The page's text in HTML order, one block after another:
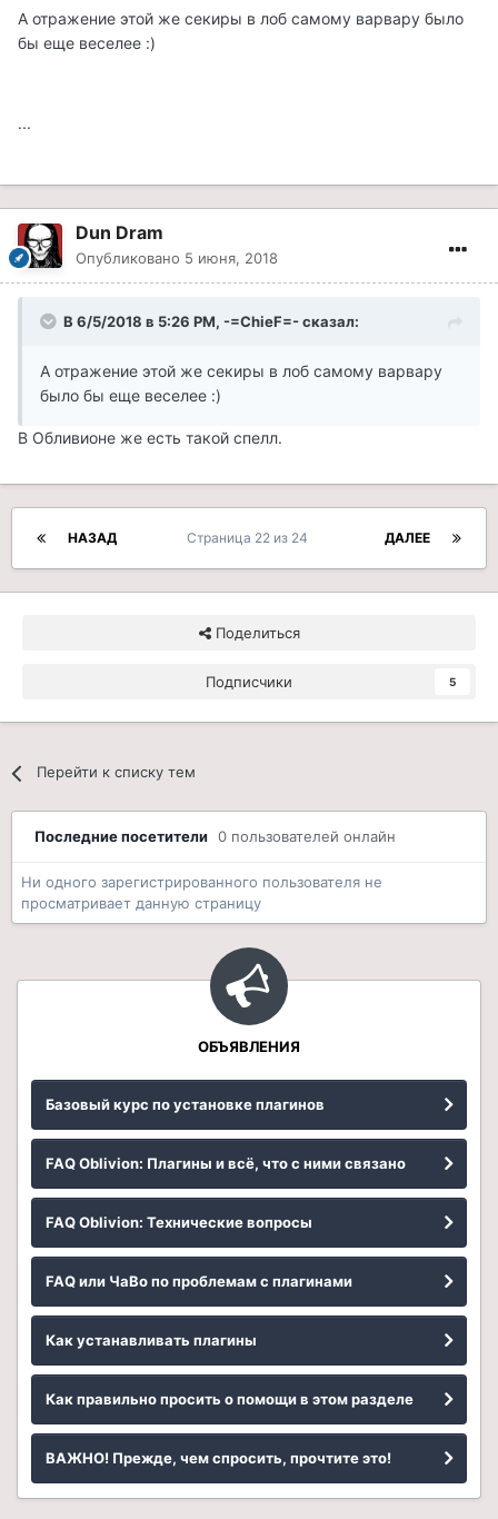
А отражение этой же секиры в лоб самому варвару было
бы еще веселее :)
...
Dun Dram
Опубликовано 5 июня, 2018
В 6/5/2018 в 5:26 PM, -=ChieF=- сказал:
А отражение этой же секиры в лоб самому варвару
было бы еще веселее :)
В Обливионе же есть такой спелл.
НАЗАД ДАЛЕЕ
Страница 22 из 24
Поделиться
Подписчики 5
Перейти к списку тем
Последние посетители 0 пользователей онлайн
Ни одного зарегистрированного пользователя не
просматривает данную страницу
ОБЪЯВЛЕНИЯ
Базовый курс по установке плагинов
FAQ Oblivion: Плагины и всё, что с ними связано
FAQ Oblivion: Технические вопросы
FAQ или ЧаВо по проблемам с плагинами
Как устанавливать плагины
Как правильно просить о помощи в этом разделе
ВАЖНО! Прежде, чем спросить, прочтите это!